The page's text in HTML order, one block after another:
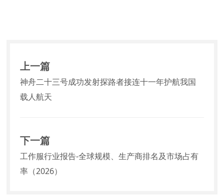
上一篇
神舟二十三号成功发射探路者接连十一年护航我国
载人航天
下一篇
工作服行业报告-全球规模、生产商排名及市场占有
率（2026）